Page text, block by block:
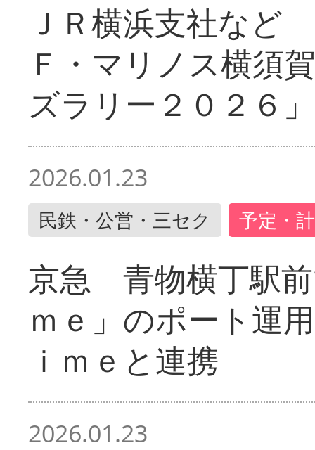
ＪＲ横浜支社など
Ｆ・マリノス横須
ズラリー２０２６」
2026.01.23
民鉄・公営・三セク 予定・
京急 青物横丁駅
ｍｅ」のポート運
ｉｍｅと連携
2026.01.23